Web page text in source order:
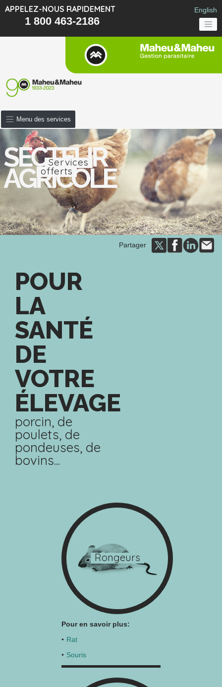
APPELEZ-NOUS RAPIDEMENT
1 800 463-2186
English
SECTEUR
AGRICOLE
Services
offerts
Menu des services
Partager
POUR
LA
SANTÉ
DE
VOTRE
ÉLEVAGE
porcin, de
poulets, de
pondeuses, de
bovins...
Rongeurs
Pour en savoir plus:
Rat
Souris